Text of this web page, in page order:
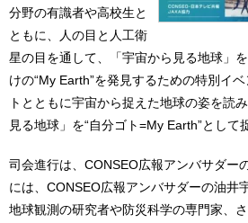
分野の有識者や高校生と
ともに、人の目と人工衛
星の目を通して、「宇宙から見る地球」
けの“My Earth”を発見するための特別イ
トとともに宇宙から捉えた地球の姿を読
見る地球」を“自分ゴト=My Earth”として
司会進行は、CONSEO広報アンバサダー
には、CONSEO広報アンバサダーの油井
地球観測の研究者や防災科学の専門家、